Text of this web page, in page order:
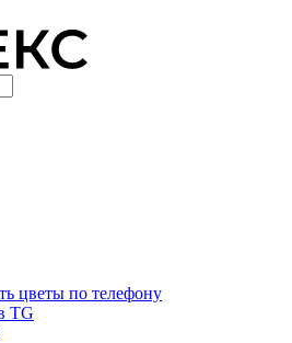
цветы по телефону
TG